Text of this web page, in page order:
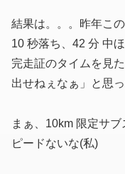
結果は。。。昨年こ
10 秒落ち、42 分 中
完走証のタイムを見
出せねぇなぁ」と思
まぁ、10km 限定サ
ピードないな(私)